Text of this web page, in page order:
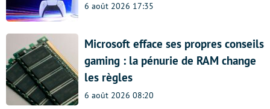
6 août 2026 17:35
Microsoft efface ses propres conseils
gaming : la pénurie de RAM change
les règles
6 août 2026 08:20